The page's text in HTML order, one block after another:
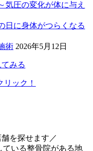
気圧の変化が体に与え
日に身体がつらくなる
術 2026年5月12日
を探せます／